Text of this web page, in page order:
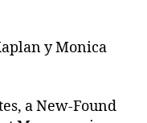
y Monica
a New-Found